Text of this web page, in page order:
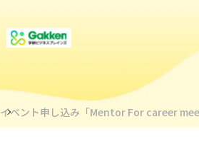
イベント申し込み「Mentor For career